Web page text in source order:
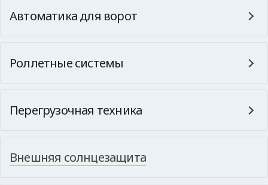
Автоматика для ворот
Роллетные системы
Перегрузочная техника
Внешняя солнцезащита